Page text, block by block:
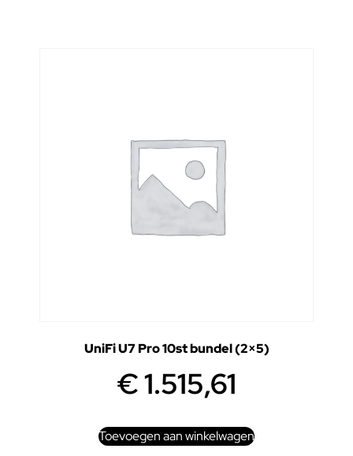
UniFi U7 Pro 10st bundel (2×5)
€1.515,61
Toevoegen aan winkelwagen